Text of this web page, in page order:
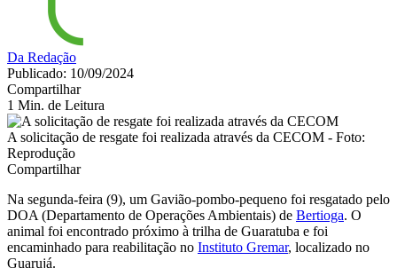
Da Redação
Publicado: 10/09/2024
Compartilhar
1 Min. de Leitura
A solicitação de resgate foi realizada através da CECOM - Foto:
Reprodução
Compartilhar
Na segunda-feira (9), um Gavião-pombo-pequeno foi resgatado pelo
DOA (Departamento de Operações Ambientais) de Bertioga. O
animal foi encontrado próximo à trilha de Guaratuba e foi
encaminhado para reabilitação no Instituto Gremar, localizado no
Guarujá.